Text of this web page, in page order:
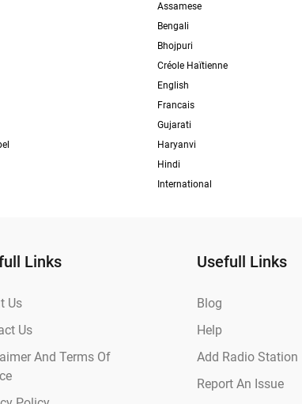
Assamese
Bengali
Bhojpuri
Créole Haïtienne
English
Francais
Gujarati
Haryanvi
Hindi
International
Links
Us
Us
And Terms Of
Usefull Links
Blog
Help
Add Radio Station
Report An Issue